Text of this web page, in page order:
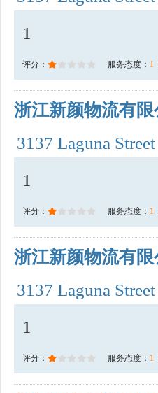
1
评分： 服务态度： 1
浙江新颜物流有限
3137 Laguna Street
1
评分： 服务态度： 1
浙江新颜物流有限
3137 Laguna Street
1
评分： 服务态度： 1